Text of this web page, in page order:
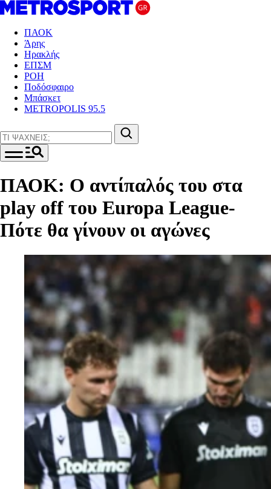
ΠΑΟΚ
Άρης
Ηρακλής
ΕΠΣΜ
ΡΟΗ
Ποδόσφαιρο
Μπάσκετ
METROPOLIS 95.5
ΠΑΟΚ: Ο αντίπαλός του στα
play off του Europa League-
Πότε θα γίνουν οι αγώνες